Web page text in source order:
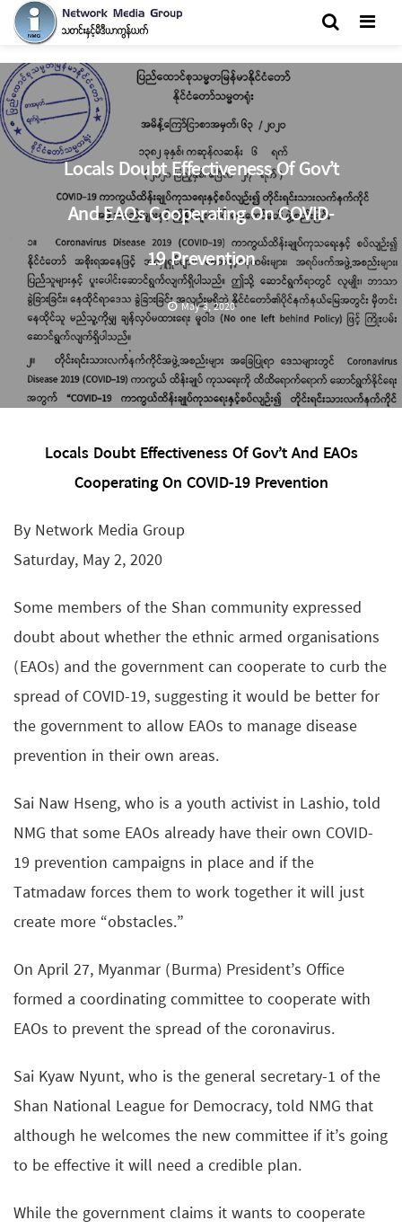
Locals Doubt Effectiveness Of Gov’t
And EAOs Cooperating On COVID-
19 Prevention
May 3, 2020
Locals Doubt Effectiveness Of Gov’t And EAOs
Cooperating On COVID-19 Prevention
By Network Media Group
Saturday, May 2, 2020
Some members of the Shan community expressed
doubt about whether the ethnic armed organisations
(EAOs) and the government can cooperate to curb the
spread of COVID-19, suggesting it would be better for
the government to allow EAOs to manage disease
prevention in their own areas.
Sai Naw Hseng, who is a youth activist in Lashio, told
NMG that some EAOs already have their own COVID-
19 prevention campaigns in place and if the
Tatmadaw forces them to work together it will just
create more “obstacles.”
On April 27, Myanmar (Burma) President’s Office
formed a coordinating committee to cooperate with
EAOs to prevent the spread of the coronavirus.
Sai Kyaw Nyunt, who is the general secretary-1 of the
Shan National League for Democracy, told NMG that
although he welcomes the new committee if it’s going
to be effective it will need a credible plan.
While the government claims it wants to cooperate